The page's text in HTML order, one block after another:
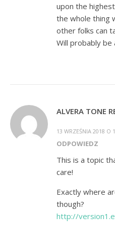
upon the
the whole thing
other folks can
Will probably be
ALVERA TONE
13 WRZEŚNIA 2018 O
ODPOWIEDZ
This is a topic
care!
Exactly where
though?
http://